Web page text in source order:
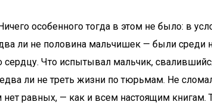
особенного тогда в этом не было: в
ли не половина мальчишек — были
Что испытывал мальчик,
ли не треть жизни по тюрьмам. Не
равных, — как и всем настоящим книгам.